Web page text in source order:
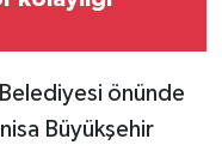
önünde
Büyükşehir